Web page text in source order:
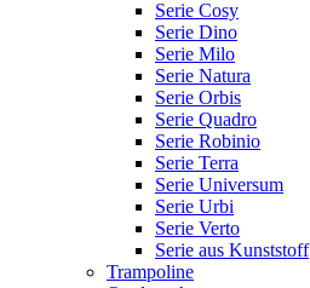
Serie Cosy
Serie Dino
Serie Milo
Serie Natura
Serie Orbis
Serie Quadro
Serie Robinio
Serie Terra
Serie Universum
Serie Urbi
Serie Verto
Serie aus Kunststoff
Trampoline